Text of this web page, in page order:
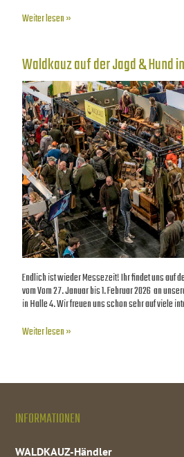
Weiter lesen »
Waldkauz auf der Jagd & Hund
Endlich ist wieder Messezeit! Ihr findet uns auf
vom Vom 27. Januar bis 1. Februar 2026 an
in Halle 4. Wir freuen uns schon sehr auf viele
Weiter lesen »
INFORMATIONEN
WALDKAUZ-Händler